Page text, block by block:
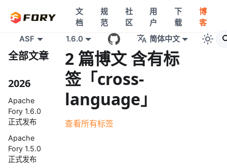
文
档
规
范
社
区
用
户
下
载
博
客
ASF
1.6.0 简体中文
全部文章
2026
Apache
Fory 1.6.0
正式发布
Apache
Fory 1.5.0
正式发布
2 篇博文 含有标
签「cross-
language」
查看所有标签